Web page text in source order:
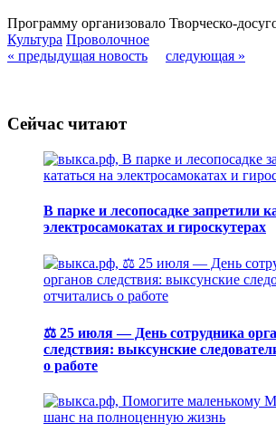
Программу организовало Творческо-
Культура Проволочное
« предыдущая новость
следующая »
Сейчас читают
В парке и лесопосадке запретили
электросамокатах и гироскутерах
⚖️ 25 июля — День сотрудника
следствия: выксунские
о работе